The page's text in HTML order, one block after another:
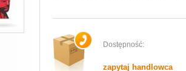
Dostępność:
zapytaj handlowca